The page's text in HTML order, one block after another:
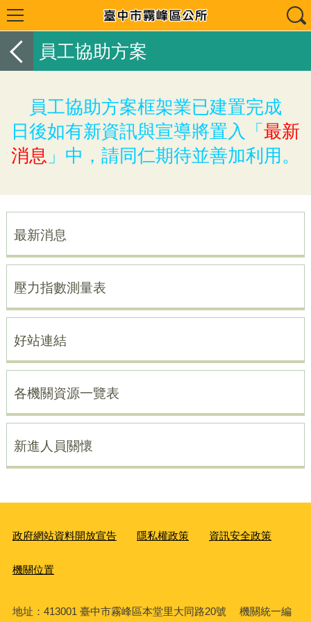
員工協助方案
員工協助方案框架業已建置完成
日後如有新資訊與宣導將置入「 最新
消息 」中，請同仁期待並善加利用。
最新消息
壓力指數測量表
好站連結
各機關資源一覽表
新進人員關懷
政府網站資料開放宣告 隱私權政策 資訊安全政策
機關位置
地址：413001 臺中市霧峰區本堂里大同路20號 機關統一編